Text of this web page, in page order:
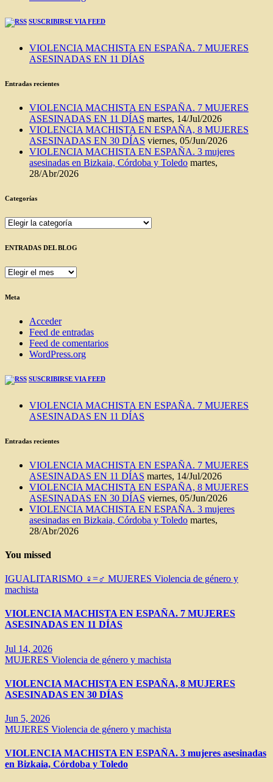
SUSCRIBIRSE VIA FEED
VIOLENCIA MACHISTA EN ESPAÑA. 7 MUJERES
ASESINADAS EN 11 DÍAS
Entradas recientes
VIOLENCIA MACHISTA EN ESPAÑA. 7 MUJERES
ASESINADAS EN 11 DÍAS martes, 14/Jul/2026
VIOLENCIA MACHISTA EN ESPAÑA, 8 MUJERES
ASESINADAS EN 30 DÍAS viernes, 05/Jun/2026
VIOLENCIA MACHISTA EN ESPAÑA. 3 mujeres
asesinadas en Bizkaia, Córdoba y Toledo martes,
28/Abr/2026
Categorías
Categorías
ENTRADAS DEL BLOG
ENTRADAS
BLOG
Meta
Acceder
Feed de entradas
Feed de comentarios
WordPress.org
SUSCRIBIRSE VIA FEED
VIOLENCIA MACHISTA EN ESPAÑA. 7 MUJERES
ASESINADAS EN 11 DÍAS
Entradas recientes
VIOLENCIA MACHISTA EN ESPAÑA. 7 MUJERES
ASESINADAS EN 11 DÍAS martes, 14/Jul/2026
VIOLENCIA MACHISTA EN ESPAÑA, 8 MUJERES
ASESINADAS EN 30 DÍAS viernes, 05/Jun/2026
VIOLENCIA MACHISTA EN ESPAÑA. 3 mujeres
asesinadas en Bizkaia, Córdoba y Toledo martes,
28/Abr/2026
You missed
IGUALITARISMO ♀=♂ MUJERES Violencia de género y
machista
VIOLENCIA MACHISTA EN ESPAÑA. 7 MUJERES
ASESINADAS EN 11 DÍAS
Jul 14, 2026
MUJERES Violencia de género y machista
VIOLENCIA MACHISTA EN ESPAÑA, 8 MUJERES
ASESINADAS EN 30 DÍAS
Jun 5, 2026
MUJERES Violencia de género y machista
VIOLENCIA MACHISTA EN ESPAÑA. 3 mujeres asesinadas
en Bizkaia, Córdoba y Toledo